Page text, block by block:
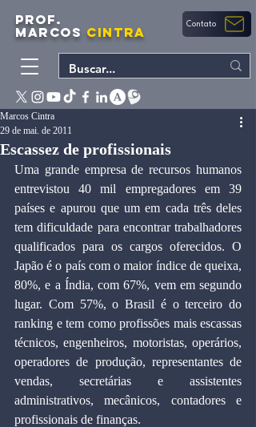
PROF.
MARCOS CINTRA Contato
Escassez de profissionais
Marcos Cintra
29 de mai. de 2011
Uma grande empresa de recursos humanos
entrevistou 40 mil empregadores em 39
países e apurou que um em cada três deles
tem dificuldade para encontrar trabalhadores
qualificados para os cargos oferecidos. O
Japão é o país com o maior índice de queixa,
80%, e a Índia, com 67%, vem em segundo
lugar. Com 57%, o Brasil é o terceiro do
ranking e tem como profissões mais escassas
técnicos, engenheiros, motoristas, operários,
operadores de produção, representantes de
vendas, secretárias e assistentes
administrativos, mecânicos, contadores e
profissionais de finanças.